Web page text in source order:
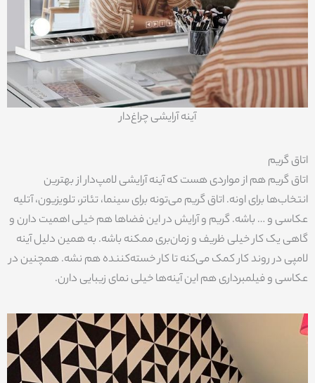
آینه آرایشی چراغ‌دار
اتاق گریم
اتاق گریم هم از مواردی هست که آینه آرایشی لامپ‌دار از بهترین
انتخاب‌ها برای اونه. اتاق گریم می‌تونه برای سینما، تئاتر، تلویزیون، آتلیه
عکاسی و … باشه. گریم و آرایش در این فضاها هم خیلی اهمیت دارن و
گاهی یک کار خیلی ظریف و زمان‌بری ممکنه باشه. به همین دلیل آینه
لامپی در روند کار کمک می‌کنه تا کار خسته‌کننده هم نشه. همچنین در
عکاسی و فیلمبرداری هم این آینه‌ها خیلی نمای زیبایی دارن.